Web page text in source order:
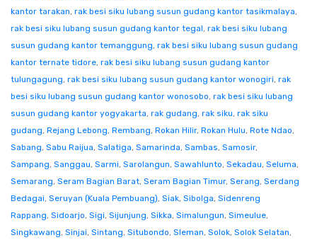
kantor tarakan, rak besi siku lubang susun gudang kantor tasikmalaya,
rak besi siku lubang susun gudang kantor tegal, rak besi siku lubang
susun gudang kantor temanggung, rak besi siku lubang susun gudang
kantor ternate tidore, rak besi siku lubang susun gudang kantor
tulungagung, rak besi siku lubang susun gudang kantor wonogiri, rak
besi siku lubang susun gudang kantor wonosobo, rak besi siku lubang
susun gudang kantor yogyakarta, rak gudang, rak siku, rak siku
gudang, Rejang Lebong, Rembang, Rokan Hilir, Rokan Hulu, Rote Ndao,
Sabang, Sabu Raijua, Salatiga, Samarinda, Sambas, Samosir,
Sampang, Sanggau, Sarmi, Sarolangun, Sawahlunto, Sekadau, Seluma,
Semarang, Seram Bagian Barat, Seram Bagian Timur, Serang, Serdang
Bedagai, Seruyan (Kuala Pembuang), Siak, Sibolga, Sidenreng
Rappang, Sidoarjo, Sigi, Sijunjung, Sikka, Simalungun, Simeulue,
Singkawang, Sinjai, Sintang, Situbondo, Sleman, Solok, Solok Selatan,